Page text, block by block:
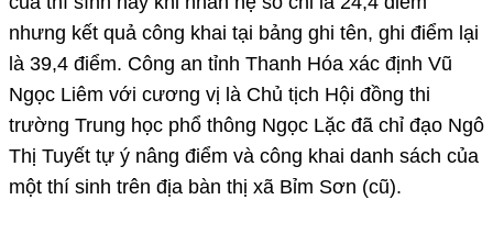
nhưng kết quả công khai tại bảng ghi tên, ghi điểm lại
là 39,4 điểm. Công an tỉnh Thanh Hóa xác định Vũ
Ngọc Liêm với cương vị là Chủ tịch Hội đồng thi
trường Trung học phổ thông Ngọc Lặc đã chỉ đạo Ngô
Thị Tuyết tự ý nâng điểm và công khai danh sách của
một thí sinh trên địa bàn thị xã Bỉm Sơn (cũ).